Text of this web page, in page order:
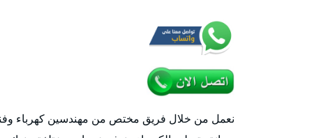
نعمل من خلال فريق مختص من مهندسين كهرباء